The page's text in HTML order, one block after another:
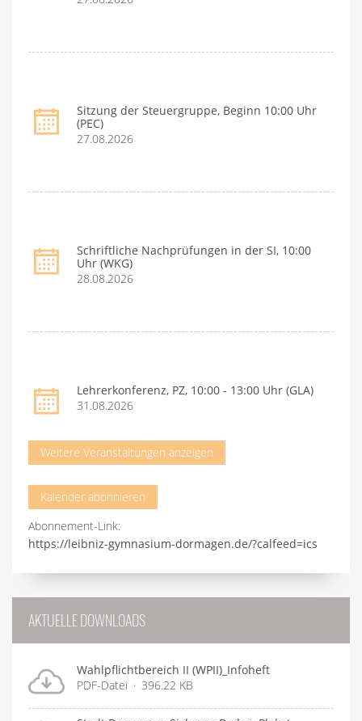
Sitzung der Steuergruppe, Beginn 10:00 Uhr
(PEC)
27.08.2026
Schriftliche Nachprüfungen in der SI, 10:00
Uhr (WKG)
28.08.2026
Lehrerkonferenz, PZ, 10:00 - 13:00 Uhr (GLA)
31.08.2026
Weitere Veranstaltungen anzeigen
Kalender abonnieren
Abonnement-Link:
https://leibniz-gymnasium-dormagen.de/?calfeed=ics
AKTUELLE DOWNLOADS
Wahlpflichtbereich II (WPII)_Infoheft
PDF-Datei
396.22 KB